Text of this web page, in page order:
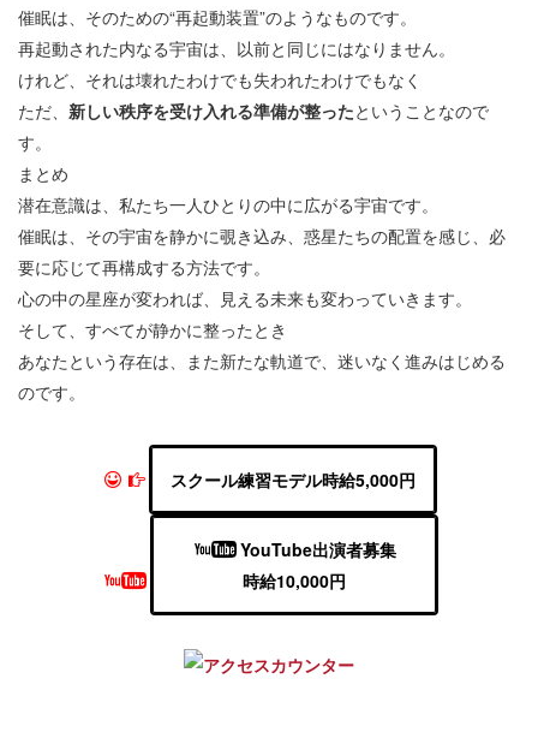
催眠は、そのための“再起動装置”のようなものです。
再起動された内なる宇宙は、以前と同じにはなりません。
けれど、それは壊れたわけでも失われたわけでもなく
ただ、 新しい秩序を受け入れる準備が整ったということなので
す。
まとめ
潜在意識は、私たち一人ひとりの中に広がる宇宙です。
催眠は、その宇宙を静かに覗き込み、惑星たちの配置を感じ、必
要に応じて再構成する方法です。
心の中の星座が変われば、見える未来も変わっていきます。
そして、すべてが静かに整ったとき
あなたという存在は、また新たな軌道で、迷いなく進みはじめる
のです。
スクール練習モデル時給5,000円
YouTube出演者募集
時給10,000円